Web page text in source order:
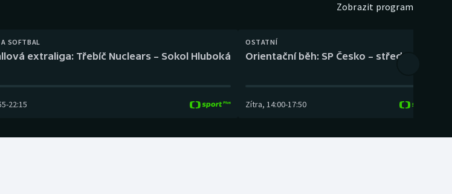
Zobrazit program
SOFTBAL
extraliga: Třebíč Nuclears – Sokol Hluboká
-22:15
OSTATNÍ
Orientační běh: SP Česko – střední trať
Zítra, 14:00-17:50